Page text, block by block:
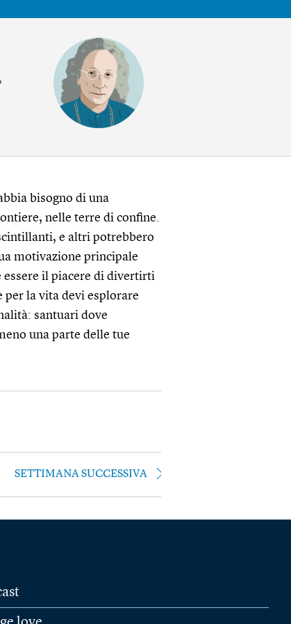
bisogno di una
nelle terre di confine.
e altri potrebbero
motivazione principale
essere il piacere di divertirti
per la vita devi esplorare
santuari dove
una parte delle tue
SETTIMANA SUCCESSIVA